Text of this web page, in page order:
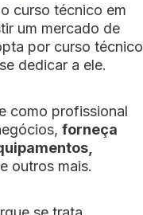
curso técnico em
um mercado de
por curso técnico
dedicar a ele.
como profissional
forneça
outros mais.